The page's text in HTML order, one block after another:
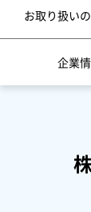
お取り扱い
企業